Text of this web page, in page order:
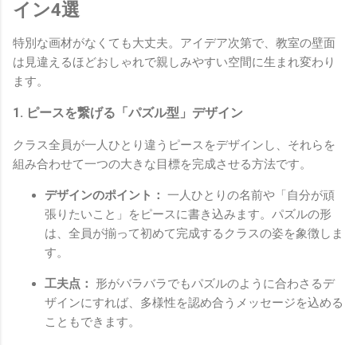
イン4選
特別な画材がなくても大丈夫。アイデア次第で、教室の壁面
は見違えるほどおしゃれで親しみやすい空間に生まれ変わり
ます。
1. ピースを繋げる「パズル型」デザイン
クラス全員が一人ひとり違うピースをデザインし、それらを
組み合わせて一つの大きな目標を完成させる方法です。
デザインのポイント： 一人ひとりの名前や「自分が頑
張りたいこと」をピースに書き込みます。パズルの形
は、全員が揃って初めて完成するクラスの姿を象徴しま
す。
工夫点：
形がバラバラでもパズルのように合わさるデ
ザインにすれば、多様性を認め合うメッセージを込める
こともできます。